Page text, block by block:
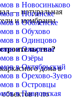
в Новосиньково
в Ногинске
в Оболенске
в Обухово
в Одинцово
в Ожерелье
в Озёры
в Октябрьский
в Орехово-Зуево
в Островцы
в Павловская
— натуральная
и мембраны
дома в
и по